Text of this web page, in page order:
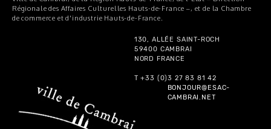
Régionale des Affaires Culturelles Hauts-de-France –, et de la Chambre
de commerce et d'industrie Hauts-de-France.
130, ALLÉE SAINT-ROCH
59400 CAMBRAI
NORD FRANCE
T +33 (0)3 27 83 81 42
BONJOUR@ESAC-
CAMBRAI.NET